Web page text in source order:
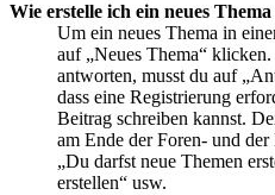
Wie erstelle ich ein neues
Um ein neues Thema in
auf „Neues Thema“
antworten, musst du auf
dass eine Registrierung
Beitrag schreiben kannst.
am Ende der Foren- und
„Du darfst neue Themen
erstellen“ usw.